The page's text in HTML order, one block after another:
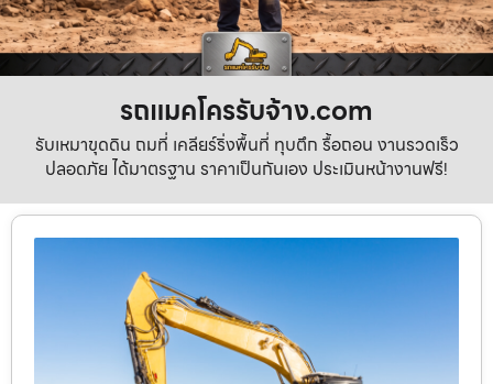
รถแมคโครรับจ้าง.com
รับเหมาขุดดิน ถมที่ เคลียร์ริ่งพื้นที่ ทุบตึก รื้อถอน งานรวดเร็ว
ปลอดภัย ได้มาตรฐาน ราคาเป็นกันเอง ประเมินหน้างานฟรี!